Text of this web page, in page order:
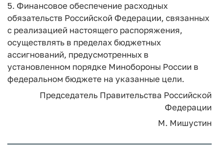
5. Финансовое обеспечение расходных
обязательств Российской Федерации, связанных
с реализацией настоящего распоряжения,
осуществлять в пределах бюджетных
ассигнований, предусмотренных в
установленном порядке Минобороны России в
федеральном бюджете на указанные цели.
Председатель Правительства Российской
Федерации
М. Мишустин